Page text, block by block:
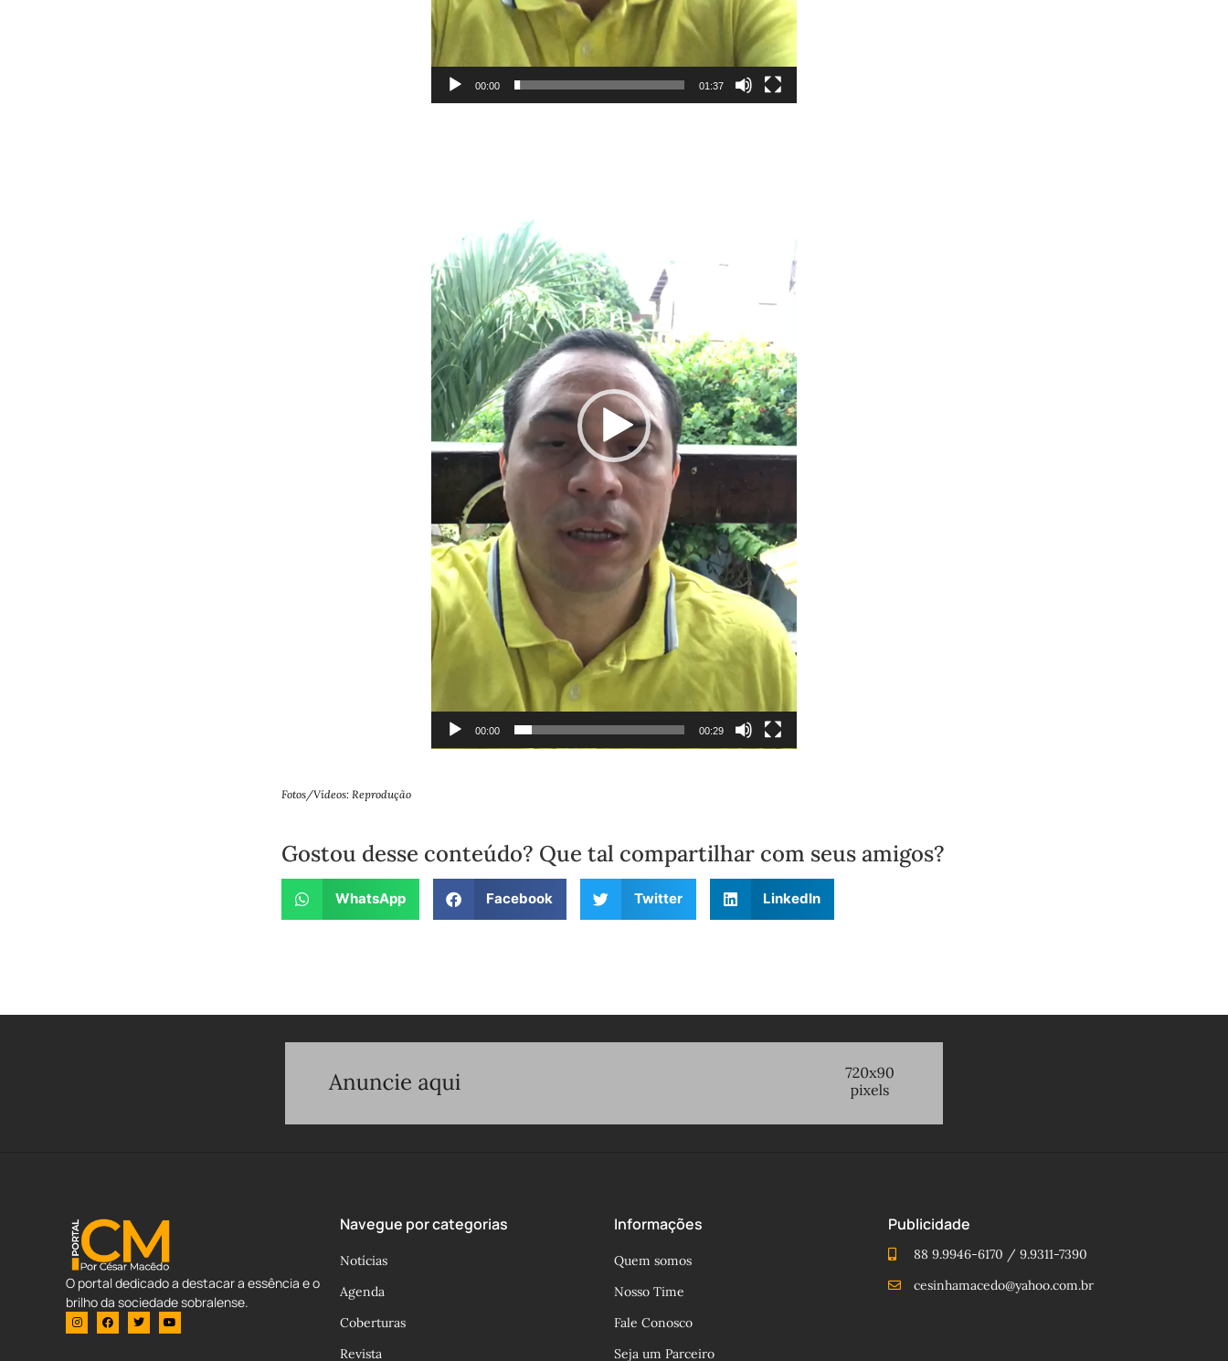
00:00 01:37
00:00 00:29
Fotos/Vídeos: Reprodução
Gostou desse conteúdo? Que tal compartilhar com seus amigos?
WhatsApp Facebook Twitter LinkedIn
O portal dedicado a destacar a essência e o
brilho da sociedade sobralense.
Navegue por categorias
Notícias
Agenda
Coberturas
Revista
Informações
Quem somos
Nosso Time
Fale Conosco
Seja um Parceiro
Publicidade
88 9.9946-6170 / 9.9311-7390
cesinhamacedo@yahoo.com.br